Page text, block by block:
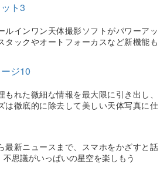
ト3
ルインワン天体撮影ソフトがパワーアッ
タックやオートフォーカスなど新機能も
ジ10
もれた微細な情報を最大限に引き出し、
は徹底的に除去して美しい天体写真に仕
最新ニュースまで、スマホをかざすと話
不思議がいっぱいの星空を楽しもう